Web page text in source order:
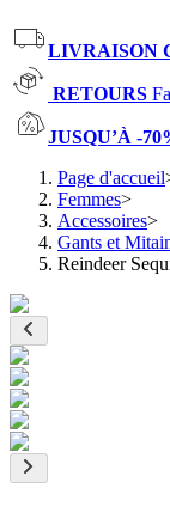
LIVRAISON
RETOURS
JUSQU’À -
Page d'accueil
Femmes>
Accessoires>
Gants et
Reindeer